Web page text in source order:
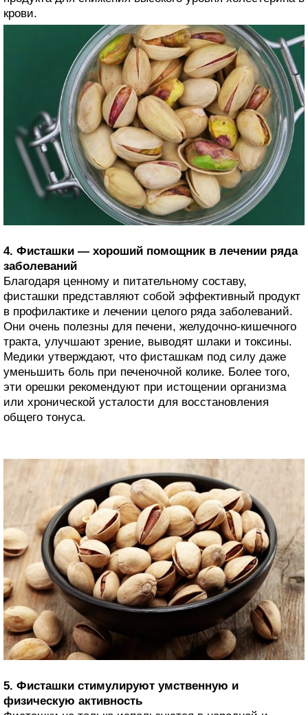
крови.
4. Фисташки — хороший помощник в лечении ряда
заболеваний
Благодаря ценному и питательному составу,
фисташки представляют собой эффективный продукт
в профилактике и лечении целого ряда заболеваний.
Они очень полезны для печени, желудочно-кишечного
тракта, улучшают зрение, выводят шлаки и токсины.
Медики утверждают, что фисташкам под силу даже
уменьшить боль при печеночной колике. Более того,
эти орешки рекомендуют при истощении организма
или хронической усталости для восстановления
общего тонуса.
5. Фисташки стимулируют умственную и
физическую активность